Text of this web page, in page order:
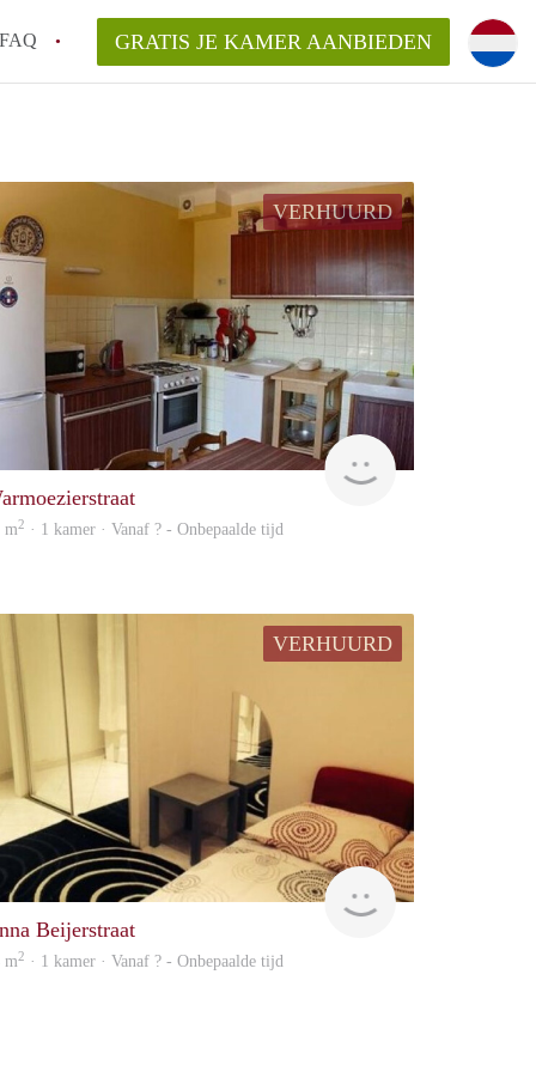
FAQ
bemiddelingsvergoeding?
de aangeboden Kamer / Kamers in
GRATIS JE KAMER AANBIEDEN
VERHUURD
rent
m2 · 1 kamer · Vanaf ? - Onbepaalde tijd
VERHUURD
Woning
Beijerstraat
m2 · 1 kamer · Vanaf ? - Onbepaalde tijd